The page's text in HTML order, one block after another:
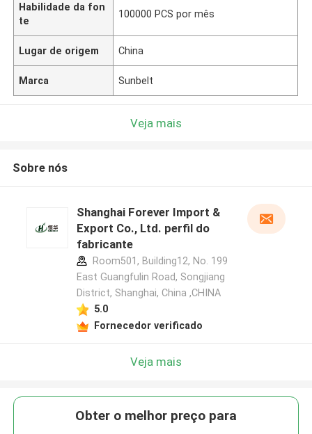
Habilidade da fon
te
100000 PCS por mês
Lugar de origem China
Marca Sunbelt
Veja mais
Sobre nós
Shanghai Forever Import &
Export Co., Ltd. perfil do
fabricante
Room501, Building12, No. 199
East Guangfulin Road, Songjiang
District, Shanghai, China ,CHINA
5.0
Fornecedor verificado
Veja mais
Obter o melhor preço para